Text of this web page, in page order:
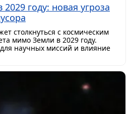
году: новая угроза
столкнуться с космическим
мимо Земли в 2029 году.
научных миссий и влияние